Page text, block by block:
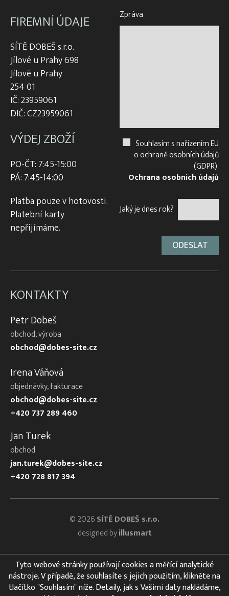
FIREMNÍ ÚDAJE
SÍTĚ DOBEŠ s.r.o.
Jílové u Prahy 698
Jílové u Prahy
254 01
IČ: 23959061
DIČ: CZ23959061
VÝDEJ ZBOŽÍ
PO-ČT: 7:45-15:00
PÁ: 7:45-14:00
Platba pouze v hotovosti.
Platební karty
nepřijímáme.
Zpráva
Souhlasím s nařízením EU
o ochraně osobních údajů
(GDPR).
Ochrana osobních údajů
Jaký je dnes rok?
KONTAKTY
Petr Dobeš
obchod, výroba
obchod@dobes-site.cz
Irena Váňová
objednávky, fakturace
obchod@dobes-site.cz
+420 737 289 460
Jan Turek
obchod
jan.turek@dobes-site.cz
+420 728 817 394
© 2026SÍTĚ DOBEŠ s.r.o.
designed byillusmart
Tyto webové stránky používají cookies a měřící analytické
nástroje. V případě, že souhlasíte s jejich použitím, klikněte na
tlačítko "Souhlasím" níže. Detaily, jak s Vašimi daty nakládáme,